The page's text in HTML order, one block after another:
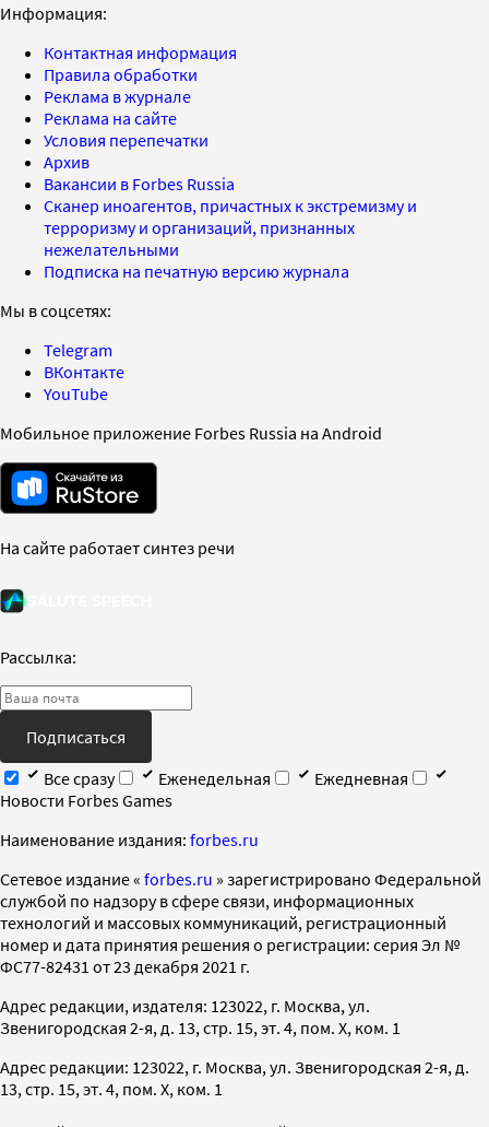
Информация:
Контактная информация
Правила обработки
Реклама в журнале
Реклама на сайте
Условия перепечатки
Архив
Вакансии в Forbes Russia
Сканер иноагентов, причастных к экстремизму и
терроризму и организаций, признанных
нежелательными
Подписка на печатную версию журнала
Мы в соцсетях:
Telegram
ВКонтакте
YouTube
Мобильное приложение Forbes Russia на Android
На сайте работает синтез речи
Рассылка:
Подписаться
Все сразу
Еженедельная
Ежедневная
Новости Forbes Games
Наименование издания: forbes.ru
Cетевое издание « forbes.ru » зарегистрировано Федеральной
службой по надзору в сфере связи, информационных
технологий и массовых коммуникаций, регистрационный
номер и дата принятия решения о регистрации: серия Эл №
ФС77-82431 от 23 декабря 2021 г.
Адрес редакции, издателя: 123022, г. Москва, ул.
Звенигородская 2-я, д. 13, стр. 15, эт. 4, пом. X, ком. 1
Адрес редакции: 123022, г. Москва, ул. Звенигородская 2-я, д.
13, стр. 15, эт. 4, пом. X, ком. 1